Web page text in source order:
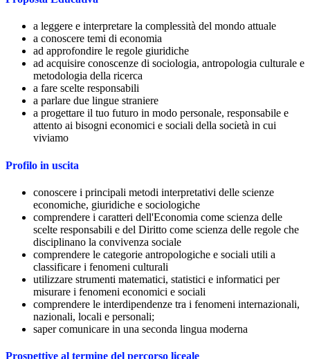
a leggere e interpretare la complessità del mondo attuale
a conoscere temi di economia
ad approfondire le regole giuridiche
ad acquisire conoscenze di sociologia, antropologia culturale e
metodologia della ricerca
a fare scelte responsabili
a parlare due lingue straniere
a progettare il tuo futuro in modo personale, responsabile e
attento ai bisogni economici e sociali della società in cui
viviamo
Profilo in uscita
conoscere i principali metodi interpretativi delle scienze
economiche, giuridiche e sociologiche
comprendere i caratteri dell'Economia come scienza delle
scelte responsabili e del Diritto come scienza delle regole che
disciplinano la convivenza sociale
comprendere le categorie antropologiche e sociali utili a
classificare i fenomeni culturali
utilizzare strumenti matematici, statistici e informatici per
misurare i fenomeni economici e sociali
comprendere le interdipendenze tra i fenomeni internazionali,
nazionali, locali e personali;
saper comunicare in una seconda lingua moderna
Prospettive al termine del percorso liceale